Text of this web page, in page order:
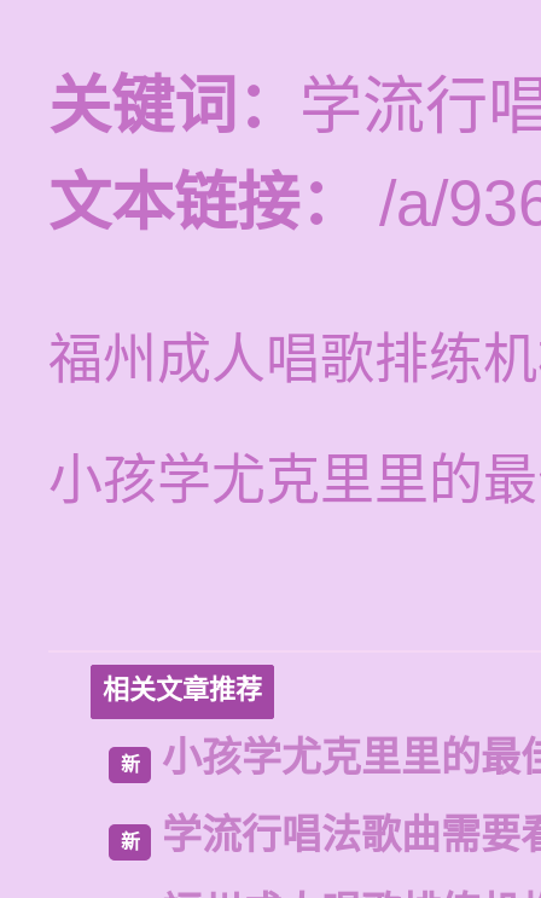
关键词： 学流行
文本链接：
/a/
福州成人唱歌排练
小孩学尤克里里的
相关文章推荐
新 小孩学尤克里里的最
新
学流行唱法歌曲需要